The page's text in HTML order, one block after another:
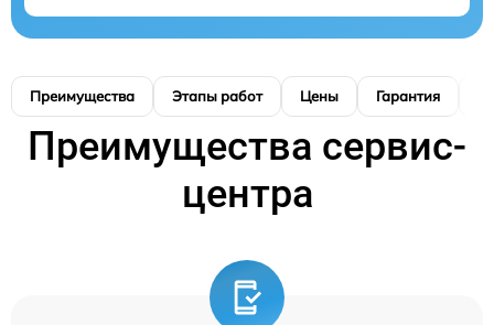
Преимущества Этапы работ Цены Гарантия
Преимущества сервис-
центра